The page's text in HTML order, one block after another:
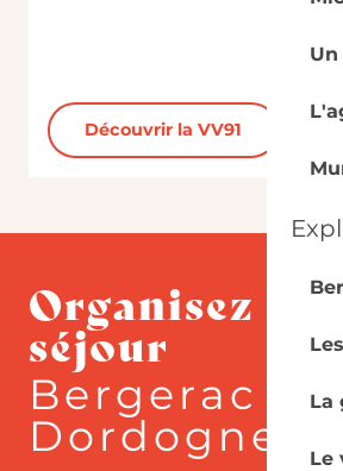
La
Le
Découvrir la VV91
Organisez
séjour
Bergerac -
Dordogne